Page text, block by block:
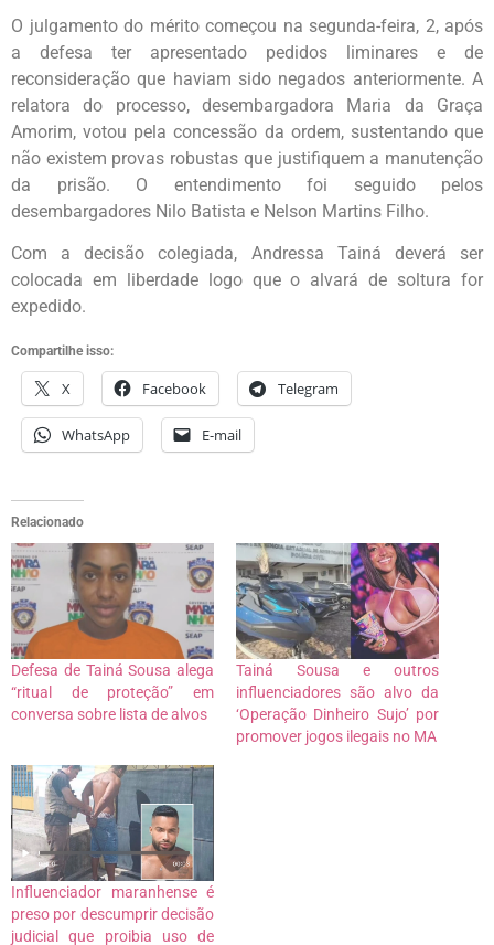
O julgamento do mérito começou na segunda-feira, 2, após
a defesa ter apresentado pedidos liminares e de
reconsideração que haviam sido negados anteriormente. A
relatora do processo, desembargadora Maria da Graça
Amorim, votou pela concessão da ordem, sustentando que
não existem provas robustas que justifiquem a manutenção
da prisão. O entendimento foi seguido pelos
desembargadores Nilo Batista e Nelson Martins Filho.
Com a decisão colegiada, Andressa Tainá deverá ser
colocada em liberdade logo que o alvará de soltura for
expedido.
Compartilhe isso:
X Facebook Telegram
WhatsApp E-mail
Relacionado
Defesa de Tainá Sousa alega
“ritual de proteção” em
conversa sobre lista de alvos
Tainá Sousa e outros
influenciadores são alvo da
‘Operação Dinheiro Sujo’ por
promover jogos ilegais no MA
Influenciador maranhense é
preso por descumprir decisão
judicial que proibia uso de